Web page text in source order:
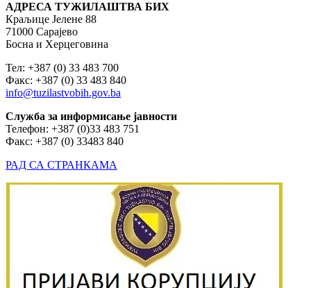
АДРЕСА ТУЖИЛАШТВА БИХ
Краљице Јелене 88
71000 Сарајево
Босна и Херцеговина
Тел: +387 (0) 33 483 700
Факс: +387 (0) 33 483 840
info@tuzilastvobih.gov.ba
Служба за информисање јавности
Телефон: +387 (0)33 483 751
Факс: +387 (0) 33483 840
РАД СА СТРАНКАМА